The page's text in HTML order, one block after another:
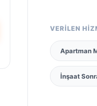
VERİLEN
Apartman
İnşaat